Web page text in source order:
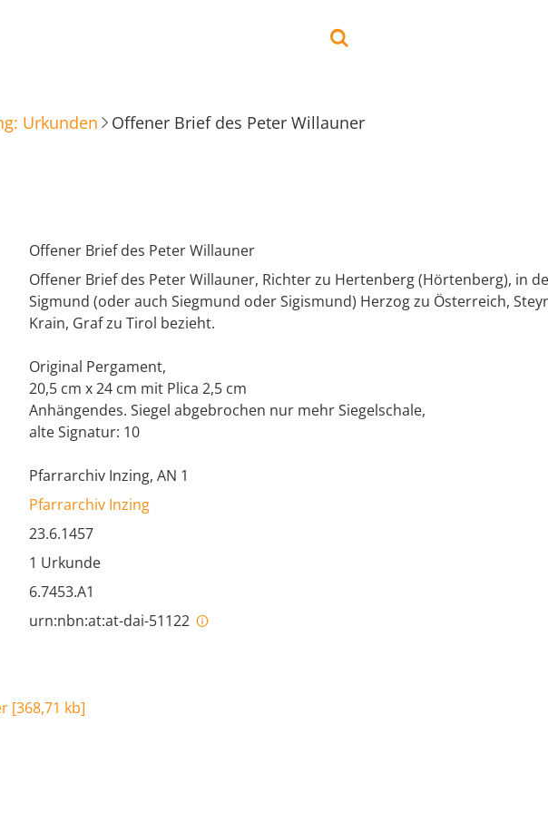
Urkunden Offener Brief des Peter Willauner
Offener Brief des Peter Willauner
Offener Brief des Peter Willauner, Richter zu Hertenberg (Hörtenberg), in
Sigmund (oder auch Siegmund oder Sigismund) Herzog zu Österreich,
Krain, Graf zu Tirol bezieht.
Original Pergament,
20,5 cm x 24 cm mit Plica 2,5 cm
Anhängendes. Siegel abgebrochen nur mehr Siegelschale,
alte Signatur: 10
Pfarrarchiv Inzing, AN 1
Pfarrarchiv Inzing
23.6.1457
1 Urkunde
6.7453.A1
urn:nbn:at:at-dai-51122
[368,71 kb]